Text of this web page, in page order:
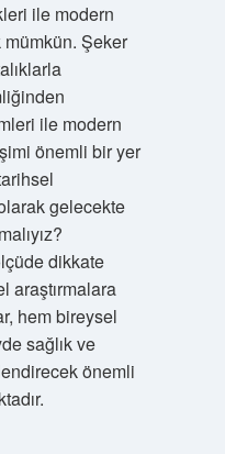
ile modern
Şeker
ile modern
önemli bir yer
gelecekte
dikkate
araştırmalara
hem bireysel
sağlık ve
önemli